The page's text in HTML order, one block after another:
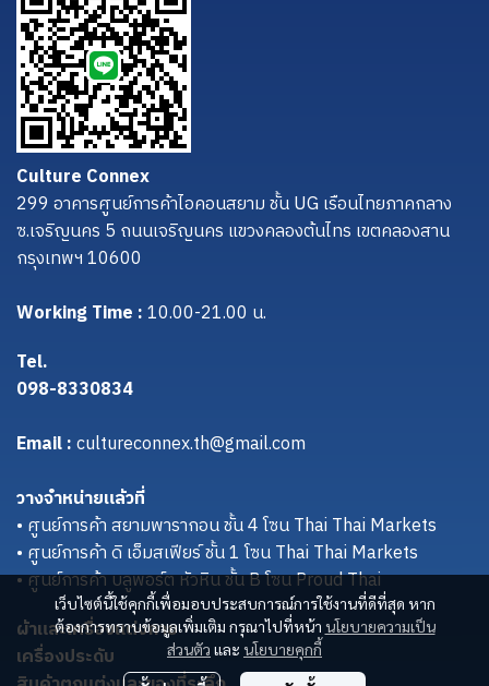
เว็บไซต์นี้ใช้คุกกี้เพื่อมอบประสบการณ์การใช้งานที่ดีที่สุด หาก
ต้องการทราบข้อมูลเพิ่มเติม กรุณาไปที่หน้า นโยบายความเป็น
ส่วนตัว และ นโยบายคุกกี้
Culture Connex
299 อาคารศูนย์การค้าไอคอนสยาม ชั้น UG เรือนไทยภาคกลาง
ซ.เจริญนคร 5 ถนนเจริญนคร แขวงคลองต้นไทร เขตคลองสาน
กรุงเทพฯ 10600
Working Time :10.00-21.00 น.
Tel.
098-8330834
Email :cultureconnex.th@gmail.com
วางจำหน่ายแล้วที่
• ศูนย์การค้า สยามพารากอน ชั้น 4 โซน Thai Thai Markets
• ศูนย์การค้า ดิ เอ็มสเฟียร์ ชั้น 1 โซน Thai Thai Markets
• ศูนย์การค้า บลูพอร์ต หัวหิน ชั้น B โซน Proud Thai
ผ้าและเครื่องแต่งกาย
เครื่องประดับ